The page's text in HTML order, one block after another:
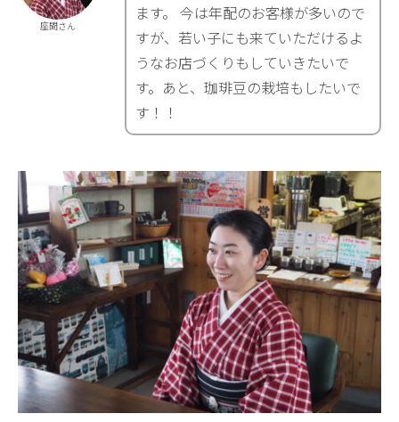
座間さん
ます。 今は年配のお客様が多いので
すが、若い子にも来ていただけるよ
うなお店づくりもしていきたいで
す。あと、珈琲豆の栽培もしたいで
す！！